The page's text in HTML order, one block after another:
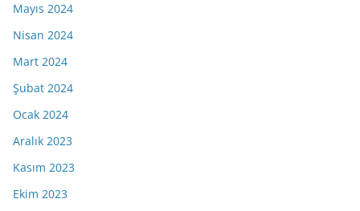
Mayıs 2024
Nisan 2024
Mart 2024
Şubat 2024
Ocak 2024
Aralık 2023
Kasım 2023
Ekim 2023